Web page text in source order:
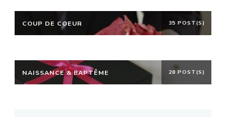
COUP DE COEUR 35 POST(S)
NAISSANCE & BAPTÊME 28 POST(S)